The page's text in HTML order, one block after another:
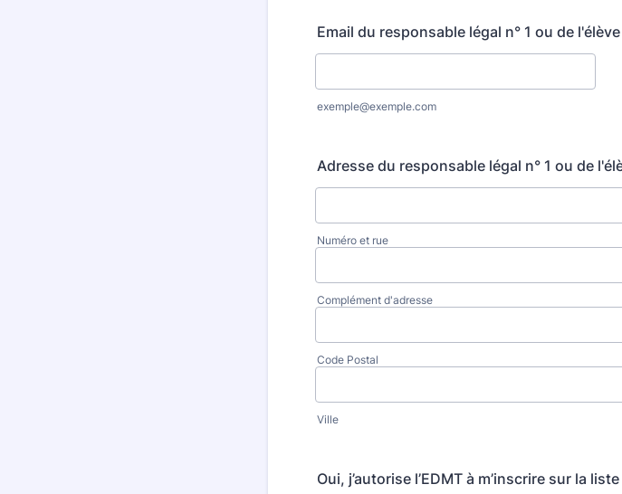
Email du responsable légal n° 1 ou de
exemple@exemple.com
Adresse du responsable légal n° 1 ou de
Numéro et rue
Complément d'adresse
Code Postal
Ville
Oui, j’autorise l’EDMT à m’inscrire sur la